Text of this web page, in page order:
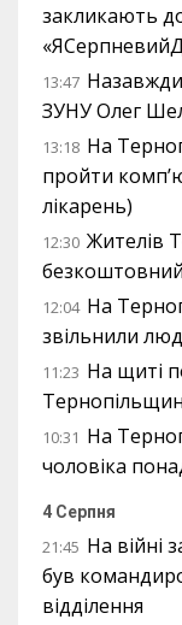
закликають
13:47
ЗУНУ Олег
13:18 На
пройти
лікарень)
12:30 Жителів
12:04 На
звільнили
11:23 На щиті
10:31 На
чоловіка
4 Серпня
21:45 На війні
був
відділення